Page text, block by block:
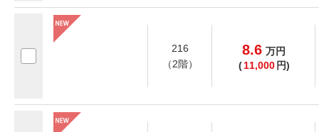
216
（2階）
8.6 万円
( 11,000 円)